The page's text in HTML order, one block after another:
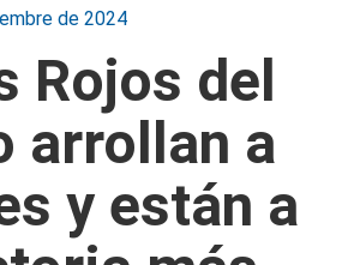
de 2024
Rojos del
arrollan a
y están a